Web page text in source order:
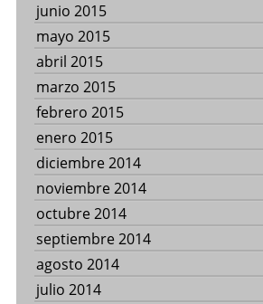
junio 2015
mayo 2015
abril 2015
marzo 2015
febrero 2015
enero 2015
diciembre 2014
noviembre 2014
octubre 2014
septiembre 2014
agosto 2014
julio 2014